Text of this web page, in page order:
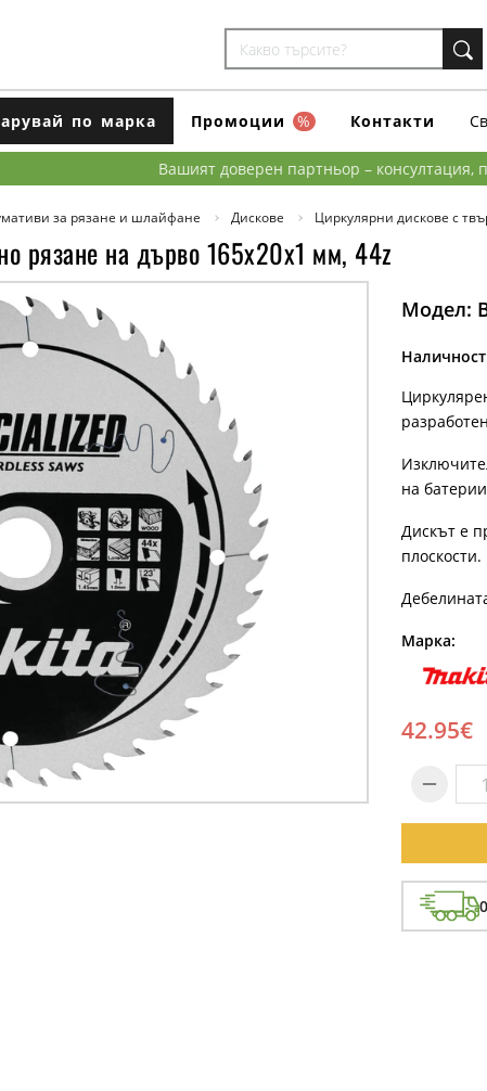
по марка Промоции % Контакти
Вашият доверен партньор – консултация,
за рязане и шлайфане Дискове Циркулярни дискове с
рязане на дърво 165x20x1 мм, 44z
Модел:
на
Дискът е
плоскости.
Марка:
42.95€